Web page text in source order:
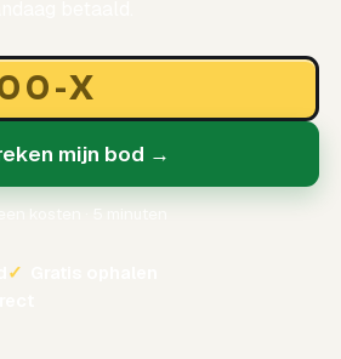
mijn bod →
✓